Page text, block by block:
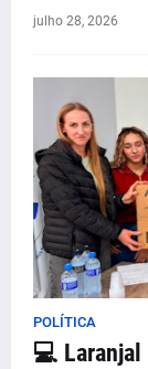
julho 28, 2026
POLÍTICA
💻 Laranjal